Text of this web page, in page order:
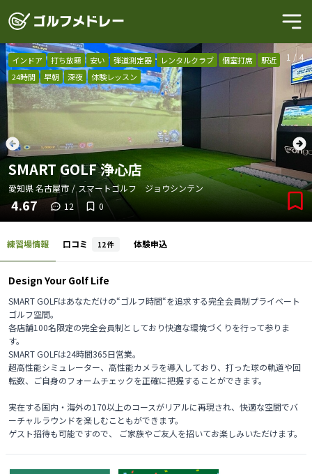
1 / 4
インドア 打ち放題 安い 弾道測定器 レンタルクラブ 個室打席
駅近
24時間
早朝 深夜 体験レッスン
SMART GOLF 浄心店
愛知県名古屋市 / スマートゴルフ ジョウシンテン
4.67 12 0
練習場情報 口コミ 12件 体験申込
Design Your Golf Life
SMART GOLFはあなただけの“ゴルフ時間“を追求する完全会員制プライベート
ゴルフ空間。
各店舗100名限定の完全会員制としており快適な環境づくりを行って参りま
す。
SMART GOLFは24時間365日営業。
超高性能シミュレーター、高性能カメラを導入しており、打った球の軌道や回
転数、ご自身のフォームチェックを正確に把握することができます。
実在する国内・海外の170以上のコースがリアルに再現され、快適な空間でバ
ーチャルラウンドを楽しむこともができます。